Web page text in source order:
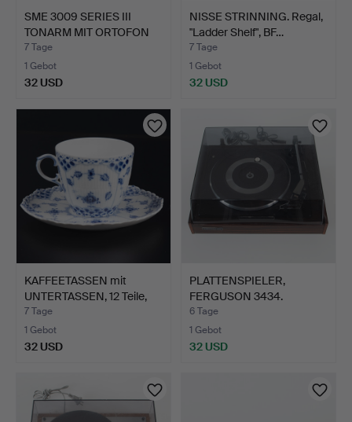
SME 3009 SERIES III
TONARM MIT ORTOFON
OMB…
7 Tage
1 Gebot
32 USD
NISSE STRINNING. Regal,
"Ladder Shelf", BF…
7 Tage
1 Gebot
32 USD
KAFFEETASSEN mit
UNTERTASSEN, 12 Teile,
"M…
7 Tage
1 Gebot
32 USD
PLATTENSPIELER,
FERGUSON 3434.
6 Tage
1 Gebot
32 USD